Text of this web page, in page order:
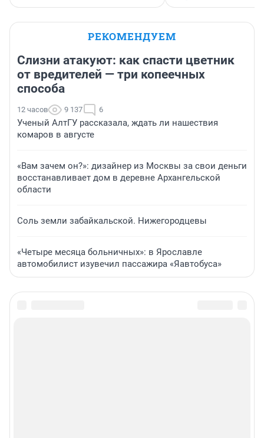
РЕКОМЕНДУЕМ
Слизни атакуют: как спасти цветник
от вредителей — три копеечных
способа
12 часов 9 137 6
Ученый АлтГУ рассказала, ждать ли нашествия
комаров в августе
«Вам зачем он?»: дизайнер из Москвы за свои деньги
восстанавливает дом в деревне Архангельской
области
Соль земли забайкальской. Нижегородцевы
«Четыре месяца больничных»: в Ярославле
автомобилист изувечил пассажира «Яавтобуса»